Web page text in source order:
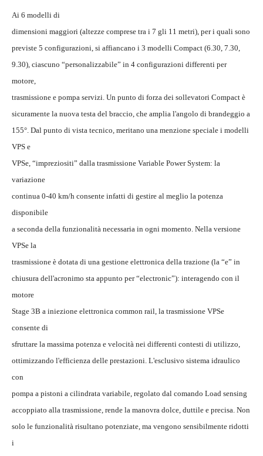
Ai 6 modelli di
dimensioni maggiori (altezze comprese tra i 7 gli 11 metri), per i quali sono
previste 5 configurazioni, si affiancano i 3 modelli Compact (6.30, 7.30,
9.30), ciascuno “personalizzabile” in 4 configurazioni differenti per
motore,
trasmissione e pompa servizi. Un punto di forza dei sollevatori Compact è
sicuramente la nuova testa del braccio, che amplia l'angolo di brandeggio a
155°. Dal punto di vista tecnico, meritano una menzione speciale i modelli
VPS e
VPSe, “impreziositi” dalla trasmissione Variable Power System: la
variazione
continua 0-40 km/h consente infatti di gestire al meglio la potenza
disponibile
a seconda della funzionalità necessaria in ogni momento. Nella versione
VPSe la
trasmissione è dotata di una gestione elettronica della trazione (la “e” in
chiusura dell'acronimo sta appunto per “electronic”): interagendo con il
motore
Stage 3B a iniezione elettronica common rail, la trasmissione VPSe
consente di
sfruttare la massima potenza e velocità nei differenti contesti di utilizzo,
ottimizzando l'efficienza delle prestazioni. L'esclusivo sistema idraulico
con
pompa a pistoni a cilindrata variabile, regolato dal comando Load sensing
accoppiato alla trasmissione, rende la manovra dolce, duttile e precisa. Non
solo le funzionalità risultano potenziate, ma vengono sensibilmente ridotti
i